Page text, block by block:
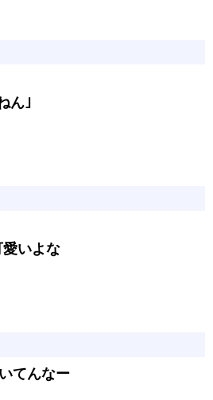
ん｣
いよな
てんなー